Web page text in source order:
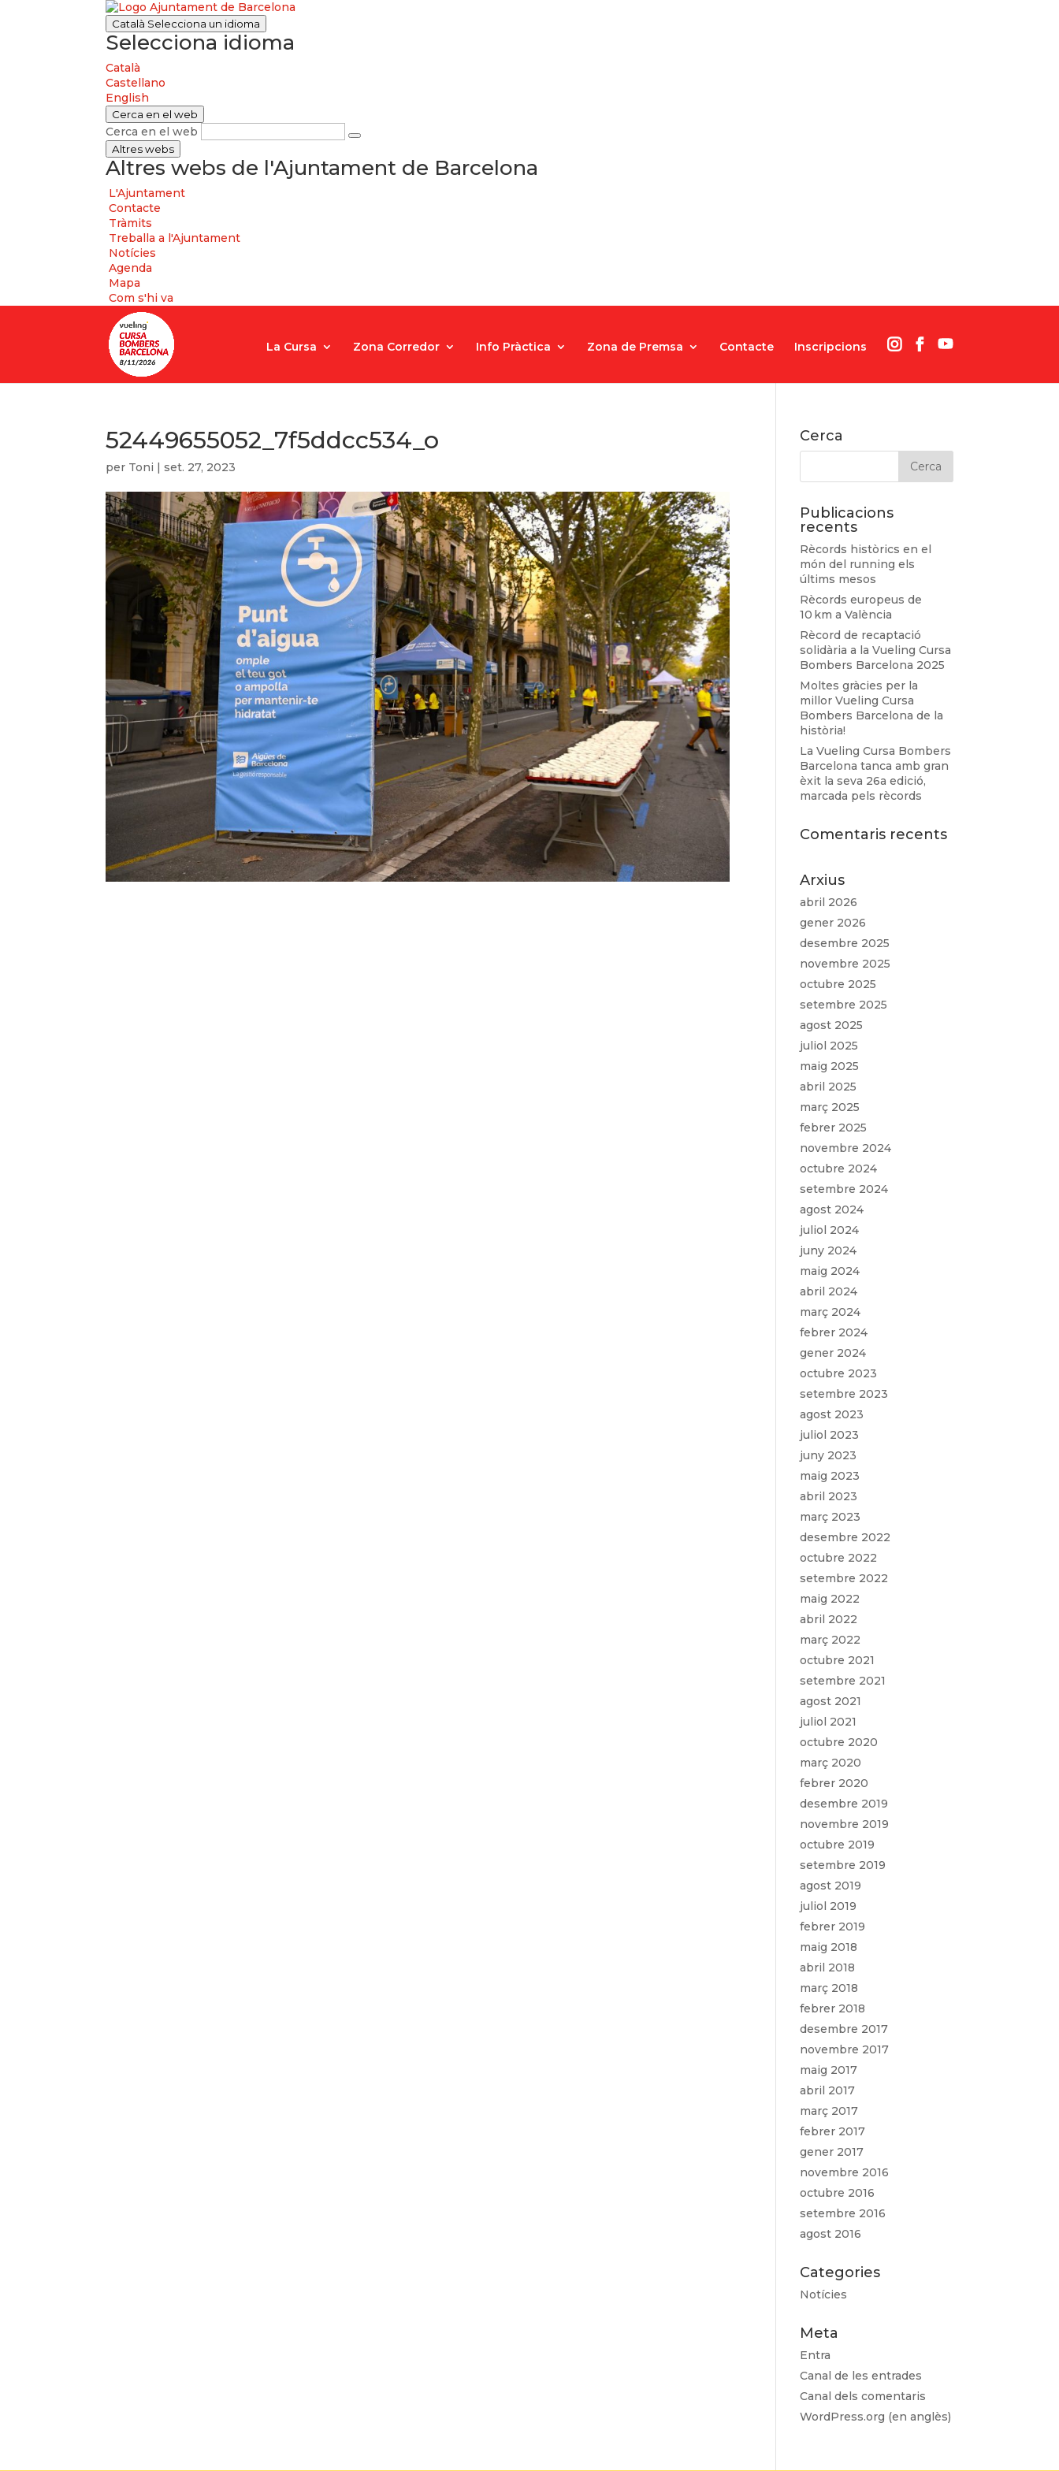
Català Selecciona un idioma
Selecciona idioma
Català
Castellano
English
Cerca en el web
Cerca en el web
Altres webs
Altres webs de l'Ajuntament de Barcelona
L'Ajuntament
Contacte
Tràmits
Treballa a l'Ajuntament
Notícies
Agenda
Mapa
Com s'hi va
La Cursa Zona Corredor Info Pràctica Zona de Premsa Contacte Inscripcions
52449655052_7f5ddcc534_o
per Toni |set. 27, 2023
Cerca
Publicacions
recents
Rècords històrics en el
món del running els
últims mesos
Rècords europeus de
10 km a València
Rècord de recaptació
solidària a la Vueling Cursa
Bombers Barcelona 2025
Moltes gràcies per la
millor Vueling Cursa
Bombers Barcelona de la
història!
La Vueling Cursa Bombers
Barcelona tanca amb gran
èxit la seva 26a edició,
marcada pels rècords
Comentaris recents
Arxius
abril 2026
gener 2026
desembre 2025
novembre 2025
octubre 2025
setembre 2025
agost 2025
juliol 2025
maig 2025
abril 2025
març 2025
febrer 2025
novembre 2024
octubre 2024
setembre 2024
agost 2024
juliol 2024
juny 2024
maig 2024
abril 2024
març 2024
febrer 2024
gener 2024
octubre 2023
setembre 2023
agost 2023
juliol 2023
juny 2023
maig 2023
abril 2023
març 2023
desembre 2022
octubre 2022
setembre 2022
maig 2022
abril 2022
març 2022
octubre 2021
setembre 2021
agost 2021
juliol 2021
octubre 2020
març 2020
febrer 2020
desembre 2019
novembre 2019
octubre 2019
setembre 2019
agost 2019
juliol 2019
febrer 2019
maig 2018
abril 2018
març 2018
febrer 2018
desembre 2017
novembre 2017
maig 2017
abril 2017
març 2017
febrer 2017
gener 2017
novembre 2016
octubre 2016
setembre 2016
agost 2016
Categories
Notícies
Meta
Entra
Canal de les entrades
Canal dels comentaris
WordPress.org (en anglès)